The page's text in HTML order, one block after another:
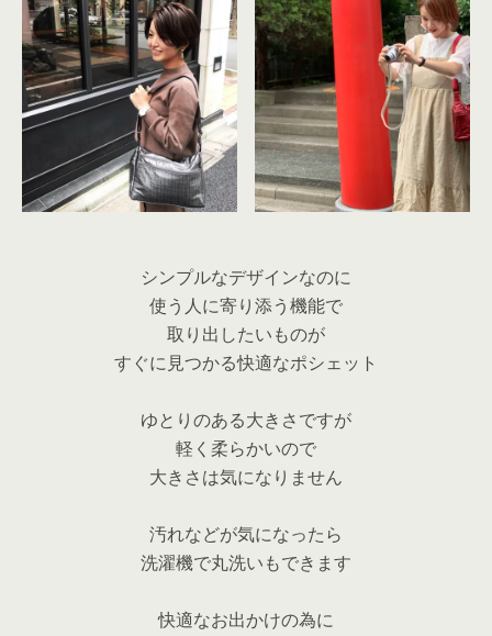
シンプルなデザインなのに
使う人に寄り添う機能で
取り出したいものが
すぐに見つかる快適なポシェット
ゆとりのある大きさですが
軽く柔らかいので
大きさは気になりません
汚れなどが気になったら
洗濯機で丸洗いもできます
快適なお出かけの為に